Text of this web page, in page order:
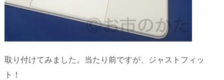
取り付けてみました。当たり前ですが、ジャストフィッ
ト！